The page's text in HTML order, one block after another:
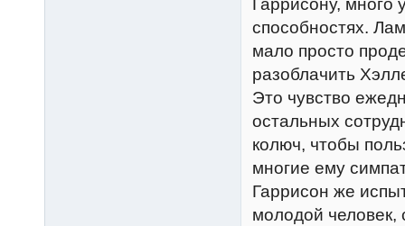
Гаррисону, много
способностях.
мало просто
разоблачить
Это чувство
остальных
колюч, чтобы
многие ему
Гаррисон же
молодой